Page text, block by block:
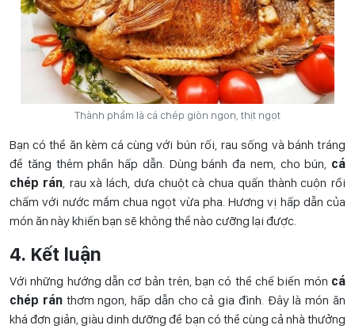
Thành phẩm là cá chép giòn ngon, thịt ngọt
Bạn có thể ăn kèm cá cùng với bún rối, rau sống và bánh tráng
để tăng thêm phần hấp dẫn. Dùng bánh đa nem, cho bún, cá
chép rán, rau xà lách, dưa chuột cà chua quấn thành cuộn rồi
chấm với nước mắm chua ngọt vừa pha. Hương vị hấp dẫn của
món ăn này khiến bạn sẽ không thể nào cưỡng lại được.
4. Kết luận
Với những hướng dẫn cơ bản trên, bạn có thể chế biến món cá
chép ránthơm ngon, hấp dẫn cho cả gia đình. Đây là món ăn
khá đơn giản, giàu dinh dưỡng để bạn có thể cùng cả nhà thưởng